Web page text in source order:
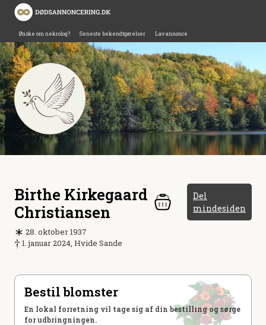
Ønske om nekrolog? Seneste bekendtgørelser Lav annonce
Birthe Kirkegaard
Christiansen
Del
mindesiden
28. oktober 1937
1. januar 2024, Hvide Sande
Bestil blomster
En lokal forretning vil tage sig af din bestilling og sørge
for udbringningen.